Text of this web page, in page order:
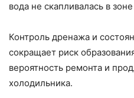
вода не скапливалась в
Контроль дренажа и
сокращает риск
вероятность ремонта и
холодильника.